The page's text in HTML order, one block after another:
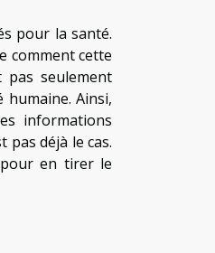
pour la santé.
comment cette
seulement
Ainsi,
informations
déjà le cas.
en tirer le